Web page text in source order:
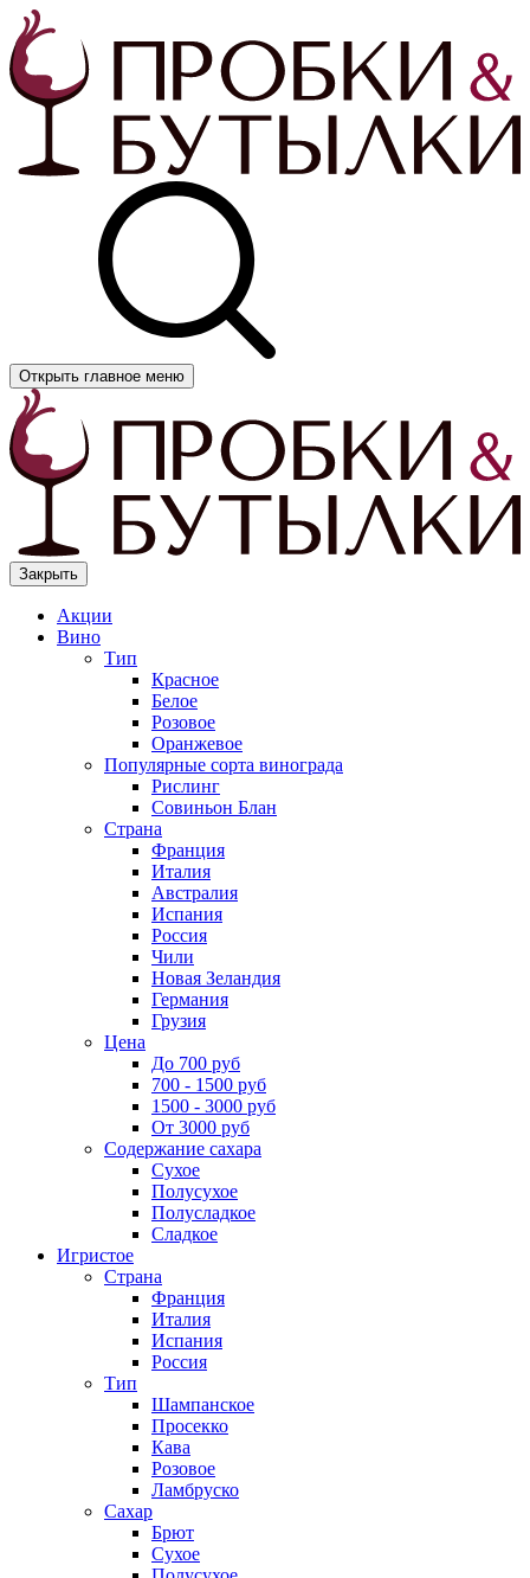
Открыть главное меню
Закрыть
Акции
Вино
Тип
Красное
Белое
Розовое
Оранжевое
Популярные сорта винограда
Рислинг
Совиньон Блан
Страна
Франция
Италия
Австралия
Испания
Россия
Чили
Новая Зеландия
Германия
Грузия
Цена
До 700 руб
700 - 1500 руб
1500 - 3000 руб
От 3000 руб
Содержание сахара
Сухое
Полусухое
Полусладкое
Сладкое
Игристое
Страна
Франция
Италия
Испания
Россия
Тип
Шампанское
Просекко
Кава
Розовое
Ламбруско
Сахар
Брют
Сухое